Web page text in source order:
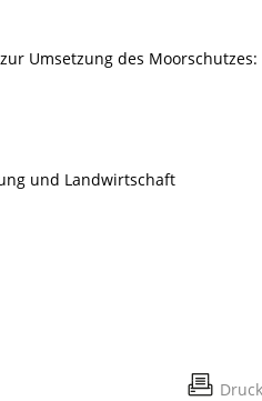
Umsetzung des Moorschutzes:
und Landwirtschaft